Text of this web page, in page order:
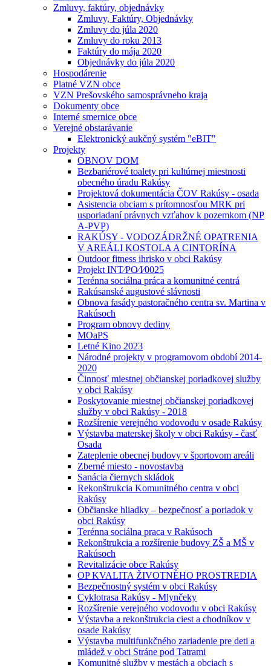
Zmluvy, faktúry, objednávky
Zmluvy, Faktúry, Objednávky
Zmluvy do júla 2020
Zmluvy do roku 2013
Faktúry do mája 2020
Objednávky do júla 2020
Hospodárenie
Platné VZN obce
VZN Prešovského samosprávneho kraja
Dokumenty obce
Interné smernice obce
Verejné obstarávanie
Elektronický aukčný systém "eBIT"
Projekty
OBNOV DOM
Bezbariérové toalety pri kultúrnej miestnosti
obecného úradu Rakúsy
Projektová dokumentácia ČOV Rakúsy - osada
Asistencia obciam s prítomnosťou MRK pri
usporiadaní právnych vzťahov k pozemkom (NP
A-PVP)
RAKÚSY - VODOZÁDRŽNÉ OPATRENIA
V AREÁLI KOSTOLA A CINTORÍNA
Outdoor fitness ihrisko v obci Rakúsy
Projekt INT⁄PO⁄I⁄0025
Terénna sociálna práca a komunitné centrá
Rakúsanské augustové slávnosti
Obnova fasády pastoračného centra sv. Martina v
Rakúsoch
Program obnovy dediny
MOaPS
Letné Kino 2023
Národné projekty v programovom období 2014-
2020
Činnosť miestnej občianskej poriadkovej služby
v obci Rakúsy
Poskytovanie miestnej občianskej poriadkovej
služby v obci Rakúsy - 2018
Rozšírenie verejného vodovodu v osade Rakúsy
Výstavba materskej školy v obci Rakúsy - časť
Osada
Zateplenie obecnej budovy v športovom areáli
Zberné miesto - novostavba
Sanácia čiernych skládok
Rekonštrukcia Komunitného centra v obci
Rakúsy
Občianske hliadky – bezpečnosť a poriadok v
obci Rakúsy
Terénna sociálna praca v Rakúsoch
Rekonštrukcia a rozšírenie budovy ZŠ a MŠ v
Rakúsoch
Revitalizácie obce Rakúsy
OP KVALITA ŽIVOTNÉHO PROSTREDIA
Bezpečnostný systém v obci Rakúsy
Cyklotrasa Rakúsy - Mlynčeky
Rozšírenie verejného vodovodu v obci Rakúsy
Výstavba a rekonštrukcia ciest a chodníkov v
osade Rakúsy
Výstavba multifunkčného zariadenie pre deti a
mládež v obci Stráne pod Tatrami
Komunitné služby v mestách a obciach s